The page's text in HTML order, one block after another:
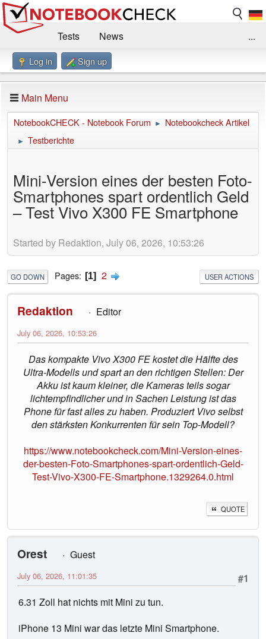
Tests
News
Benchmarks / Technik
Forum
Impressum
...
Log in Sign up
Main Menu
NotebookCHECK - Notebook Forum ► Notebookcheck Artikel
► Testberichte
Mini-Version eines der besten Foto-
Smartphones spart ordentlich Geld
– Test Vivo X300 FE Smartphone
Started by Redaktion, July 06, 2026, 10:53:26
GO DOWN Pages 1 2 USER ACTIONS
Redaktion Editor
July 06, 2026, 10:53:26
Das kompakte Vivo X300 FE kostet die Hälfte des
Ultra-Modells und spart an den richtigen Stellen: Der
Akku ist kaum kleiner, die Kameras teils sogar
lichtempfindlicher und in Sachen Leistung ist das
Phone für fast alles zu haben. Produziert Vivo selbst
den stärksten Konkurrenten für sein Top-Modell?
https://www.notebookcheck.com/Mini-Version-eines-
der-besten-Foto-Smartphones-spart-ordentlich-Geld-
Test-Vivo-X300-FE-Smartphone.1329264.0.html
QUOTE
Orest
Guest
#1
July 06, 2026, 11:01:35
6.31 Zoll hat nichts mit Mini zu tun.
iPhone 13 Mini war das letzte Mini Smartphone.